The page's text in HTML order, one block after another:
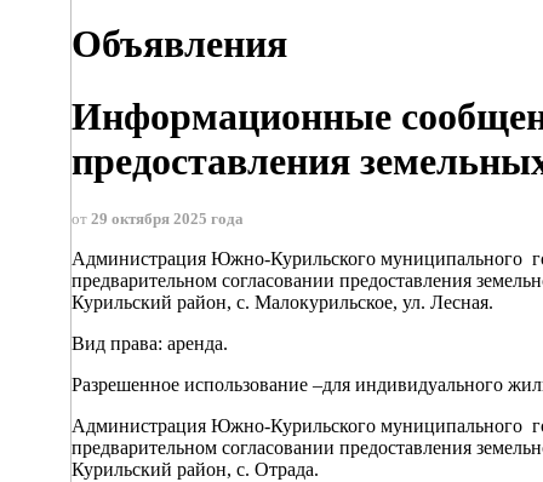
Объявления
Информационные
предоставления
от 29 октября 2025 года
Администрация Южно-Курильского
предварительном согласовании предоставления
Курильский район, с. Малокурильское, ул. Лесная.
Вид права: аренда.
Разрешенное использование –для индивидуального
Администрация Южно-Курильского
предварительном согласовании предоставления
Курильский район, с. Отрада.